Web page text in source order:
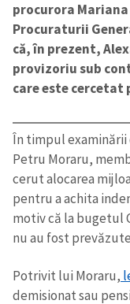
procurora
Procuraturii
că, în prezent,
provizoriu sub
care este
În timpul
Petru Moraru,
cerut alocarea
pentru a achita
motiv că la bugetul
nu au fost
Potrivit lui Moraru,
demisionat sau